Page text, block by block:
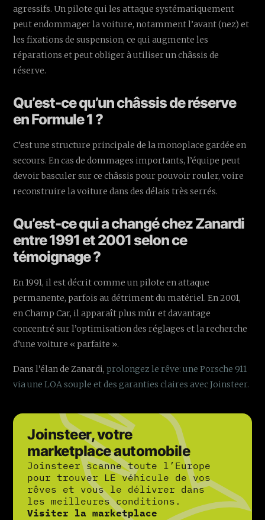
agressifs. Un pilote qui les attaque systématiquement
peut endommager la voiture, notamment l’avant (nez) et
les fixations de suspension, ce qui augmente les
réparations et peut obliger à utiliser un châssis de
réserve.
Qu’est-ce qu’un châssis de réserve
en Formule 1 ?
C’est une structure principale de la monoplace gardée en
secours. En cas de dommages importants, l’équipe peut
devoir basculer sur ce châssis pour pouvoir rouler, voire
reconstruire la voiture dans des délais très serrés.
Qu’est-ce qui a changé chez Zanardi
entre 1991 et 2001 selon ce
témoignage ?
En 1991, il est décrit comme un pilote en attaque
permanente, parfois au détriment du matériel. En 2001,
en Champ Car, il apparaît plus mûr et davantage
concentré sur l’optimisation des réglages et la recherche
d’une voiture « parfaite ».
Dans l’élan de Zanardi,prolongez le rêve: une Porsche 911
via une LOA souple et des garanties claires avec Joinsteer.
Joinsteer, votre
marketplace automobile
Joinsteer scanne toute l’Europe
pour trouver LE véhicule de vos
rêves et vous le délivrer dans
les meilleures conditions.
Visiter la marketplace